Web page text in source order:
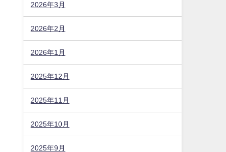
2026年3月
2026年2月
2026年1月
2025年12月
2025年11月
2025年10月
2025年9月